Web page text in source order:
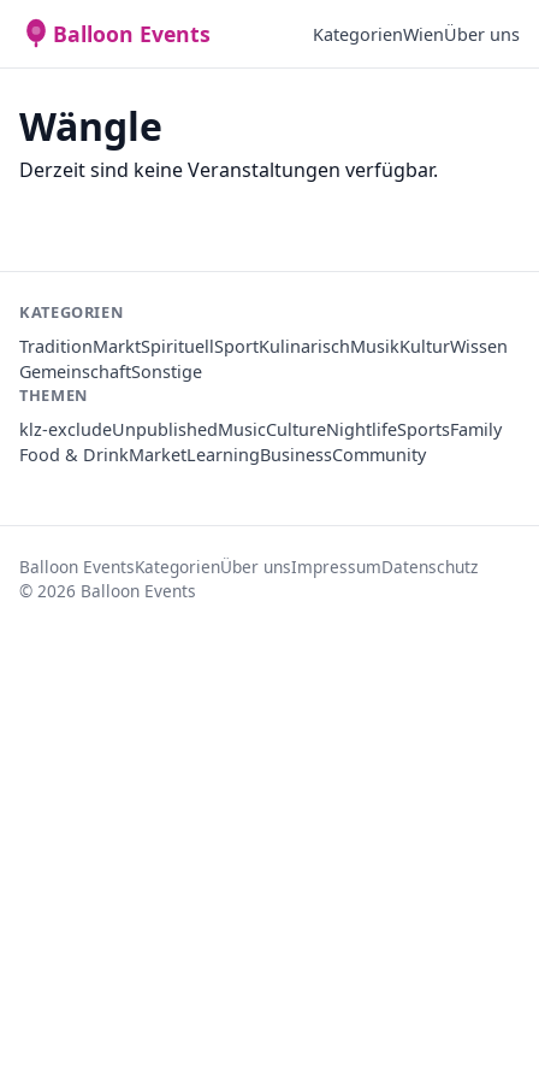
Balloon Events KategorienWienÜber uns
Wängle
Derzeit sind keine Veranstaltungen verfügbar.
KATEGORIEN
TraditionMarktSpirituellSportKulinarischMusikKulturWissen
GemeinschaftSonstige
THEMEN
klz-excludeUnpublishedMusicCultureNightlifeSportsFamily
Food & DrinkMarketLearningBusinessCommunity
Balloon EventsKategorienÜber unsImpressumDatenschutz
© 2026 Balloon Events